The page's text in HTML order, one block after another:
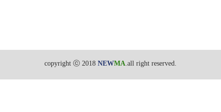
copyright ⓒ 2018 NEWMA.all right reserved.